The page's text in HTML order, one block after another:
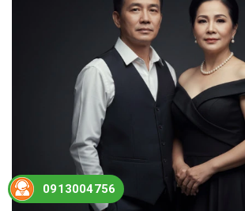
0913004756